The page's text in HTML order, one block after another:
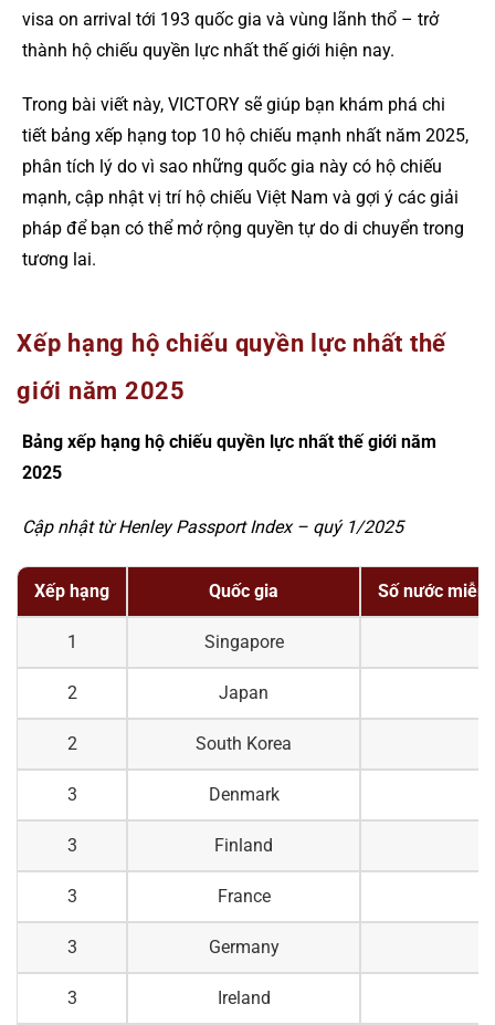
visa on arrival tới 193 quốc gia và vùng lãnh thổ – trở
thành hộ chiếu quyền lực nhất thế giới hiện nay.
Trong bài viết này, VICTORY sẽ giúp bạn khám phá chi
tiết bảng xếp hạng top 10 hộ chiếu mạnh nhất năm 2025,
phân tích lý do vì sao những quốc gia này có hộ chiếu
mạnh, cập nhật vị trí hộ chiếu Việt Nam và gợi ý các giải
pháp để bạn có thể mở rộng quyền tự do di chuyển trong
tương lai.
Xếp hạng hộ chiếu quyền lực nhất thế
giới năm 2025
Bảng xếp hạng hộ chiếu quyền lực nhất thế giới năm
2025
Cập nhật từ Henley Passport Index – quý 1/2025
Xếp hạng Quốc gia Số nước miễn
1 Singapore
2 Japan
2 South Korea
3 Denmark
3 Finland
3 France
3 Germany
3 Ireland